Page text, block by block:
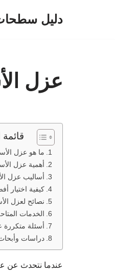
دليل
عزل
ما هو عزل
أهمية عزل
أساليب عزل
كيفية اختيار
نصائح لعزل
الخدمات
أسئلة
دراسات
عندما نتحدث عن